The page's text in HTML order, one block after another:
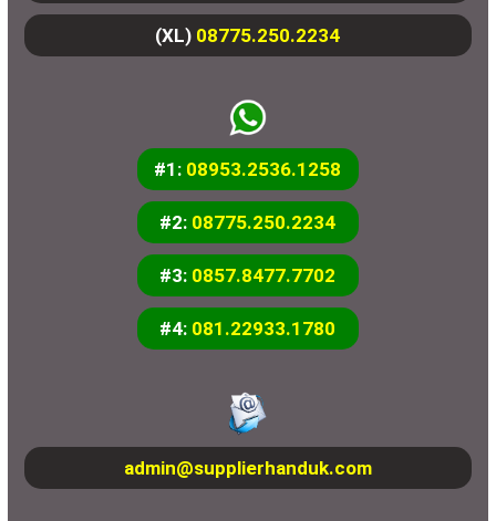
(XL) 08775.250.2234
#1: 08953.2536.1258
#2: 08775.250.2234
#3: 0857.8477.7702
#4: 081.22933.1780
admin@supplierhanduk.com